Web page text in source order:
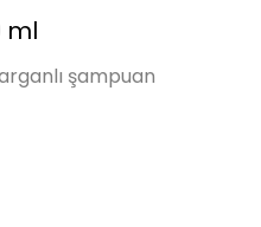
ml
şampuan